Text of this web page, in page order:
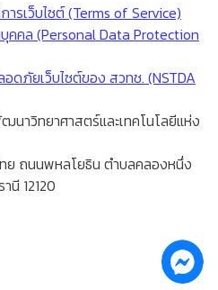
รเว็บไซต์ (Terms of Service)
คคล (Personal Data Protection
ดภัยเว็บไซต์ของ สวทช. (NSTDA
นาวิทยาศาสตร์และเทคโนโลยีแห่ง
ทย ถนนพหลโยธิน ตำบลคลองหนึ่ง
นี 12120